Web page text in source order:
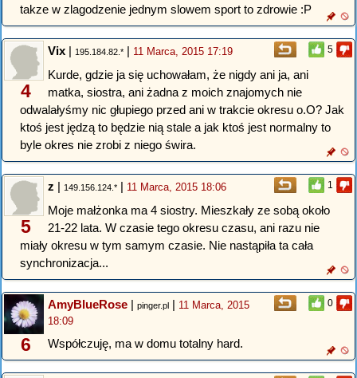
takze w zlagodzenie jednym slowem sport to zdrowie :P
5
4
Vix | 195.184.82.* | 11 Marca, 2015 17:19
Kurde, gdzie ja się uchowałam, że nigdy ani ja, ani
matka, siostra, ani żadna z moich znajomych nie
odwalałyśmy nic głupiego przed ani w trakcie okresu o.O? Jak
ktoś jest jędzą to będzie nią stale a jak ktoś jest normalny to
byle okres nie zrobi z niego świra.
1
5
z | 149.156.124.* | 11 Marca, 2015 18:06
Moje małżonka ma 4 siostry. Mieszkały ze sobą około
21-22 lata. W czasie tego okresu czasu, ani razu nie
miały okresu w tym samym czasie. Nie nastąpiła ta cała
synchronizacja...
0
6
AmyBlueRose | pinger.pl | 11 Marca, 2015
18:09
Współczuję, ma w domu totalny hard.